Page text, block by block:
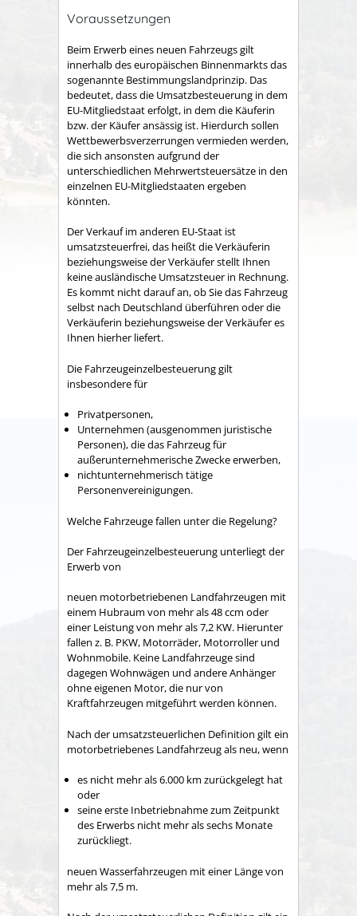
Voraussetzungen
Beim Erwerb eines neuen Fahrzeugs gilt
innerhalb des europäischen Binnenmarkts das
sogenannte Bestimmungslandprinzip. Das
bedeutet, dass die Umsatzbesteuerung in dem
EU-Mitgliedstaat erfolgt, in dem die Käuferin
bzw. der Käufer ansässig ist. Hierdurch sollen
Wettbewerbsverzerrungen vermieden werden,
die sich ansonsten aufgrund der
unterschiedlichen Mehrwertsteuersätze in den
einzelnen EU-Mitgliedstaaten ergeben
könnten.
Der Verkauf im anderen EU-Staat ist
umsatzsteuerfrei, das heißt die Verkäuferin
beziehungsweise der Verkäufer stellt Ihnen
keine ausländische Umsatzsteuer in Rechnung.
Es kommt nicht darauf an, ob Sie das Fahrzeug
selbst nach Deutschland überführen oder die
Verkäuferin beziehungsweise der Verkäufer es
Ihnen hierher liefert.
Die Fahrzeugeinzelbesteuerung gilt
insbesondere für
Privatpersonen,
Unternehmen (ausgenommen juristische
Personen), die das Fahrzeug für
außerunternehmerische Zwecke erwerben,
nichtunternehmerisch tätige
Personenvereinigungen.
Welche Fahrzeuge fallen unter die Regelung?
Der Fahrzeugeinzelbesteuerung unterliegt der
Erwerb von
neuen motorbetriebenen Landfahrzeugen mit
einem Hubraum von mehr als 48 ccm oder
einer Leistung von mehr als 7,2 KW. Hierunter
fallen z. B. PKW, Motorräder, Motorroller und
Wohnmobile. Keine Landfahrzeuge sind
dagegen Wohnwägen und andere Anhänger
ohne eigenen Motor, die nur von
Kraftfahrzeugen mitgeführt werden können.
Nach der umsatzsteuerlichen Definition gilt ein
motorbetriebenes Landfahrzeug als neu, wenn
es nicht mehr als 6.000 km zurückgelegt hat
oder
seine erste Inbetriebnahme zum Zeitpunkt
des Erwerbs nicht mehr als sechs Monate
zurückliegt.
neuen Wasserfahrzeugen mit einer Länge von
mehr als 7,5 m.